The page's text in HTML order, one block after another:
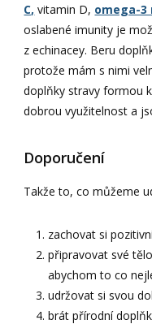
C, vitamin D, omega-3
oslabené imunity je
z echinacey. Beru
protože mám s nimi
doplňky stravy formou
dobrou využitelnost a
Doporučení
Takže to, co můžeme
zachovat si
připravovat své
abychom to co
udržovat si svou
brát přírodní